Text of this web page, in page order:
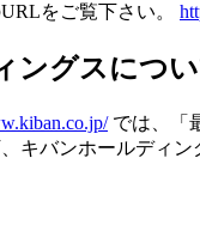
をご覧下さい。
ングスについ
では、「
キバンホールディン